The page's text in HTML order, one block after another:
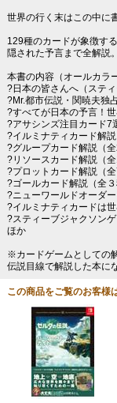
世界の行く末はこの中に
129種のカードが象徴す
隠された予言まで全解説。
本書の内容（オールカラー
?日本の皆さんへ（スティ
?Mr.都市伝説・関暁夫独
?すべてが日本の予言！
?アサシンズ注目カード7
?イルミナティカード解説
?グループカード解説（全
?リソースカード解説（全
?プロットカード解説（全
?ゴールカード解説（全３
?ニューワールドオーダ
?イルミナティカードは
?スティーブジャクソン
ほか
※カードゲームとしての
伝説目線で解説した本に
この商品をご覧のお客様